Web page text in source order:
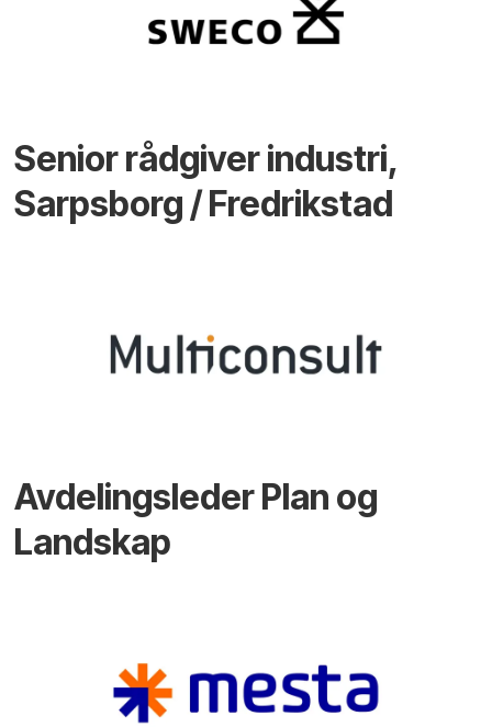
Senior rådgiver industri,
Sarpsborg / Fredrikstad
Avdelingsleder Plan og
Landskap